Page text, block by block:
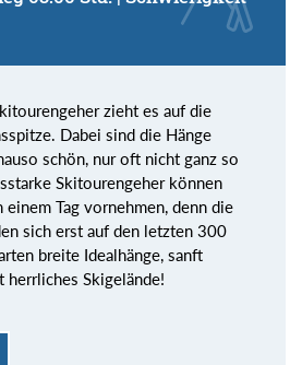
zieht es auf die
Dabei sind die Hänge
schön, nur oft nicht ganz so
Skitourengeher können
Tag vornehmen, denn die
sich erst auf den letzten 300
breite Idealhänge, sanft
herrliches Skigelände!